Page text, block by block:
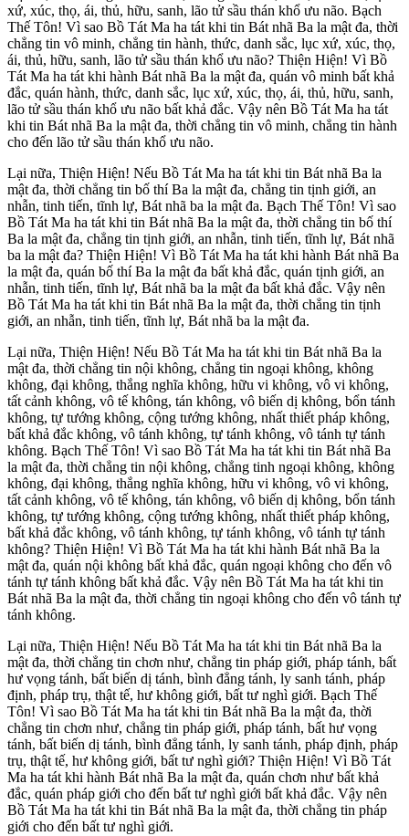
xứ, xúc, thọ, ái, thủ, hữu, sanh, lão tử sầu thán khổ ưu não. Bạch
Thế Tôn! Vì sao Bồ Tát Ma ha tát khi tin Bát nhã Ba la mật đa, thời
chẳng tin vô minh, chẳng tin hành, thức, danh sắc, lục xứ, xúc, thọ,
ái, thủ, hữu, sanh, lão tử sầu thán khổ ưu não? Thiện Hiện! Vì Bồ
Tát Ma ha tát khi hành Bát nhã Ba la mật đa, quán vô minh bất khả
đắc, quán hành, thức, danh sắc, lục xứ, xúc, thọ, ái, thủ, hữu, sanh,
lão tử sầu thán khổ ưu não bất khả đắc. Vậy nên Bồ Tát Ma ha tát
khi tin Bát nhã Ba la mật đa, thời chẳng tin vô minh, chẳng tin hành
cho đến lão tử sầu thán khổ ưu não.
Lại nữa, Thiện Hiện! Nếu Bồ Tát Ma ha tát khi tin Bát nhã Ba la
mật đa, thời chẳng tin bố thí Ba la mật đa, chẳng tin tịnh giới, an
nhẫn, tinh tiến, tĩnh lự, Bát nhã ba la mật đa. Bạch Thế Tôn! Vì sao
Bồ Tát Ma ha tát khi tin Bát nhã Ba la mật đa, thời chẳng tin bố thí
Ba la mật đa, chẳng tin tịnh giới, an nhẫn, tinh tiến, tĩnh lự, Bát nhã
ba la mật đa? Thiện Hiện! Vì Bồ Tát Ma ha tát khi hành Bát nhã Ba
la mật đa, quán bố thí Ba la mật đa bất khả đắc, quán tịnh giới, an
nhẫn, tinh tiến, tĩnh lự, Bát nhã ba la mật đa bất khả đắc. Vậy nên
Bồ Tát Ma ha tát khi tin Bát nhã Ba la mật đa, thời chẳng tin tịnh
giới, an nhẫn, tinh tiến, tĩnh lự, Bát nhã ba la mật đa.
Lại nữa, Thiện Hiện! Nếu Bồ Tát Ma ha tát khi tin Bát nhã Ba la
mật đa, thời chẳng tin nội không, chẳng tin ngoại không, không
không, đại không, thắng nghĩa không, hữu vi không, vô vi không,
tất cảnh không, vô tế không, tán không, vô biến dị không, bổn tánh
không, tự tướng không, cộng tướng không, nhất thiết pháp không,
bất khả đắc không, vô tánh không, tự tánh không, vô tánh tự tánh
không. Bạch Thế Tôn! Vì sao Bồ Tát Ma ha tát khi tin Bát nhã Ba
la mật đa, thời chẳng tin nội không, chẳng tinh ngoại không, không
không, đại không, thắng nghĩa không, hữu vi không, vô vi không,
tất cảnh không, vô tế không, tán không, vô biến dị không, bổn tánh
không, tự tướng không, cộng tướng không, nhất thiết pháp không,
bất khả đắc không, vô tánh không, tự tánh không, vô tánh tự tánh
không? Thiện Hiện! Vì Bồ Tát Ma ha tát khi hành Bát nhã Ba la
mật đa, quán nội không bất khả đắc, quán ngoại không cho đến vô
tánh tự tánh không bất khả đắc. Vậy nên Bồ Tát Ma ha tát khi tin
Bát nhã Ba la mật đa, thời chẳng tin ngoại không cho đến vô tánh tự
tánh không.
Lại nữa, Thiện Hiện! Nếu Bồ Tát Ma ha tát khi tin Bát nhã Ba la
mật đa, thời chẳng tin chơn như, chẳng tin pháp giới, pháp tánh, bất
hư vọng tánh, bất biến dị tánh, bình đẳng tánh, ly sanh tánh, pháp
định, pháp trụ, thật tế, hư không giới, bất tư nghì giới. Bạch Thế
Tôn! Vì sao Bồ Tát Ma ha tát khi tin Bát nhã Ba la mật đa, thời
chẳng tin chơn như, chẳng tin pháp giới, pháp tánh, bất hư vọng
tánh, bất biến dị tánh, bình đẳng tánh, ly sanh tánh, pháp định, pháp
trụ, thật tế, hư không giới, bất tư nghì giới? Thiện Hiện! Vì Bồ Tát
Ma ha tát khi hành Bát nhã Ba la mật đa, quán chơn như bất khả
đắc, quán pháp giới cho đến bất tư nghì giới bất khả đắc. Vậy nên
Bồ Tát Ma ha tát khi tin Bát nhã Ba la mật đa, thời chẳng tin pháp
giới cho đến bất tư nghì giới.